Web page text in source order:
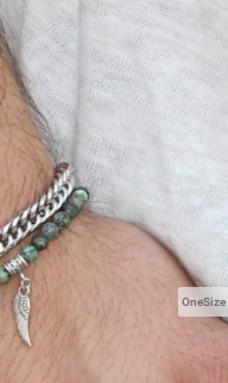
OneSize